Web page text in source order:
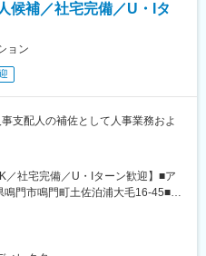
候補／社宅完備／U・Iタ
ョン
支配人の補佐として人事業務およ
／社宅完備／U・Iターン歓迎】■ア
鳴門市鳴門町土佐泊浦大毛16-45■ル
沖縄県国頭郡恩納村山田3425-2★遠
賃負担月9000円～1万3000円で入